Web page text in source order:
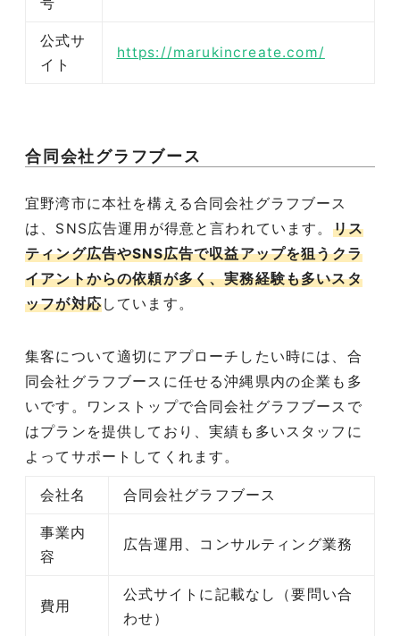
公式サ
イト
https://marukincreate.com/
合同会社グラフブース
宜野湾市に本社を構える合同会社グラフブース
は、SNS広告運用が得意と言われています。 リス
ティング広告やSNS広告で収益アップを狙うクラ
イアントからの依頼が多く、実務経験も多いスタ
ッフが対応しています。
集客について適切にアプローチしたい時には、合
同会社グラフブースに任せる沖縄県内の企業も多
いです。ワンストップで合同会社グラフブースで
はプランを提供しており、実績も多いスタッフに
よってサポートしてくれます。
会社名 合同会社グラフブース
事業内
容
広告運用、コンサルティング業務
費用
公式サイトに記載なし（要問い合
わせ）